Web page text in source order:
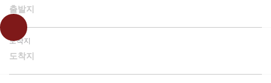
출발지
도착지
도착지